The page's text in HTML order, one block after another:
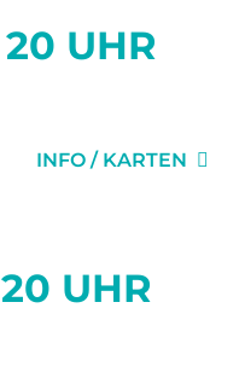
20 UHR
INFO / KARTEN
20 UHR